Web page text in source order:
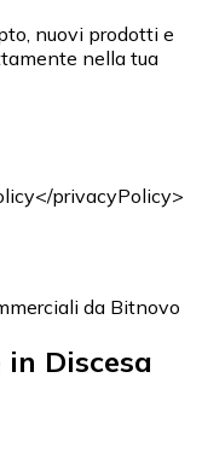
nuovi prodotti e
nella tua
privacyPolicy>
da Bitnovo
Discesa